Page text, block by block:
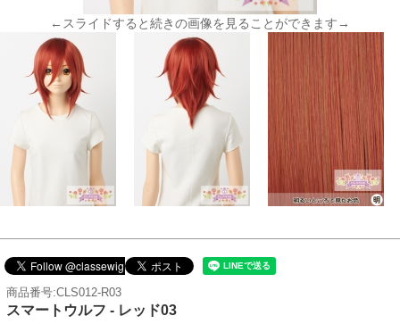
←スライドすると続きの画像を見ることができます→
商品番号:CLS012-R03
スマートウルフ - レッド03